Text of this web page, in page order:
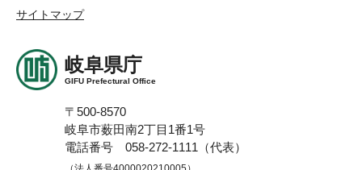
サイトマップ
岐阜県庁
GIFU Prefectural Office
〒500-8570
岐阜市薮田南2丁目1番1号
電話番号 058-272-1111（代表）